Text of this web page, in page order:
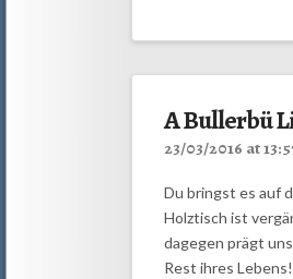
A Bullerbü
23/03/2016 at
Du bringst es auf
Holztisch ist
dagegen prägt
Rest ihres Lebens!